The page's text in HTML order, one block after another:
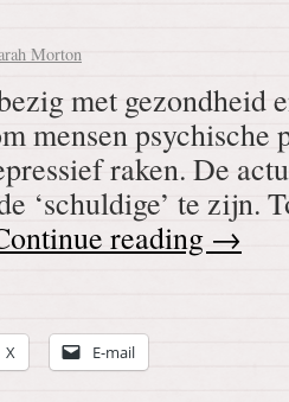
Morton
met gezondheid
mensen psychische
raken. De
‘schuldige’ te zijn.
reading →
X E-mail